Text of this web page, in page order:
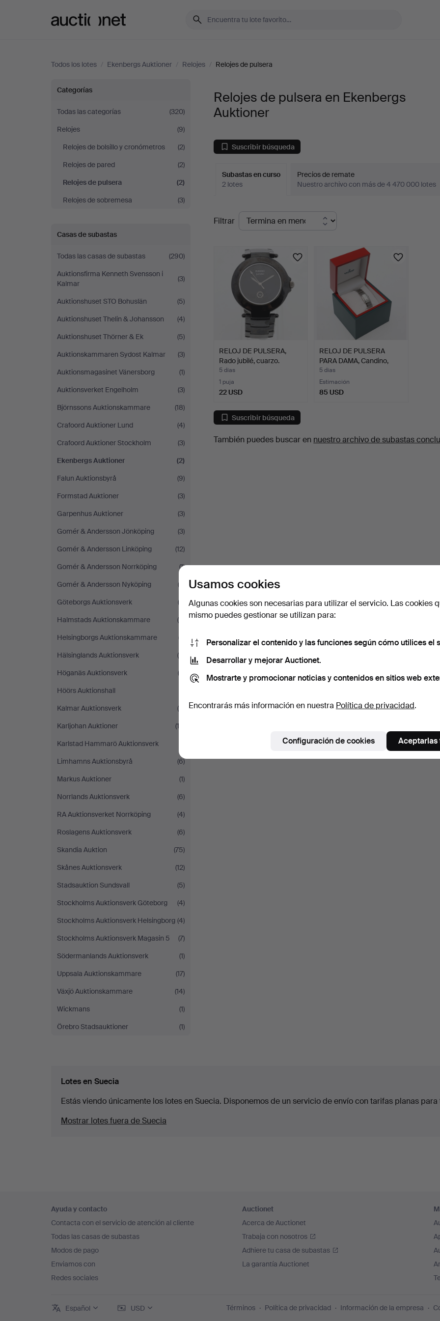
Todos los lotes / Ekenbergs Auktioner / Relojes / Relojes de pulsera
Relojes
de
pulsera
en
Ekenbergs
Auktioner
Categorías
Todas las categorías
(320)
Relojes
(9)
Relojes de bolsillo y cronómetros
(2)
Relojes de pared
(2)
Relojes de pulsera
(2)
Relojes de sobremesa
(3)
Casas de subastas
Todas las casas de subastas
(290)
Auktionsfirma Kenneth Svensson i
Kalmar
(3)
Auktionshuset STO Bohuslän
(5)
Auktionshuset Thelin & Johansson
(4)
Auktionshuset Thörner & Ek
(5)
Auktionskammaren Sydost Kalmar
(3)
Auktionsmagasinet Vänersborg
(1)
Auktionsverket Engelholm
(3)
Björnssons Auktionskammare
(18)
Crafoord Auktioner Lund
(4)
Crafoord Auktioner Stockholm
(3)
Ekenbergs Auktioner
(2)
Falun Auktionsbyrå
(9)
Formstad Auktioner
(3)
Garpenhus Auktioner
(3)
Gomér & Andersson Jönköping
(3)
Gomér & Andersson Linköping
(12)
Gomér & Andersson Norrköping
(1)
Gomér & Andersson Nyköping
(2)
Göteborgs Auktionsverk
(3)
Halmstads Auktionskammare
(4)
Helsingborgs Auktionskammare
(7)
Hälsinglands Auktionsverk
(6)
Höganäs Auktionsverk
(2)
Höörs Auktionshall
Kalmar Auktionsverk
(6)
Karljohan Auktioner
(12)
Karlstad Hammarö Auktionsverk
Limhamns Auktionsbyrå
(6)
Markus Auktioner
(1)
Norrlands Auktionsverk
(6)
RA Auktionsverket Norrköping
(4)
Roslagens Auktionsverk
(6)
Skandia Auktion
(75)
Skånes Auktionsverk
(12)
Stadsauktion Sundsvall
(5)
Stockholms Auktionsverk Göteborg
(4)
Stockholms Auktionsverk Helsingborg (4)
Stockholms Auktionsverk Magasin 5
(7)
Södermanlands Auktionsverk
(1)
Uppsala Auktionskammare
(17)
Växjö Auktionskammare
(14)
Wickmans
(1)
Örebro Stadsauktioner
(1)
Relojes de pulsera en Ekenbergs
Auktioner
Suscribir búsqueda
Subastas en curso
2 lotes
Precios de remate
Nuestro archivo con más de 4 470 000 lotes
Subastas
en
Filtrar
RELOJ DE PULSERA,
Rado jubilé, cuarzo.
5 días
1 puja
22 USD
RELOJ DE PULSERA
PARA DAMA, Candino,
acero…
5 días
Estimación
85 USD
Suscribir búsqueda
También puedes buscar en nuestro archivo de subastas
Lotes en Suecia
Estás viendo únicamente los lotes en Suecia. Disponemos de un servicio de envío con tarifas planas
Mostrar lotes fuera de Suecia
en
el
pie
de
página
Ayuda y contacto
Contacta con el servicio de atención al cliente
Todas las casas de subastas
Modos de pago
Enviamos con
Redes sociales
Auctionet
Acerca de Auctionet
Trabaja con nosotros
Adhiere tu casa de subastas
La garantía Auctionet
Español USD Términos Política de privacidad Información de la empresa
Usamos cookies
Algunas cookies son necesarias para utilizar el servicio. Las cookies
mismo puedes gestionar se utilizan para:
Personalizar el contenido y las funciones según cómo utilices el
Desarrollar y mejorar Auctionet.
Mostrarte y promocionar noticias y contenidos en sitios web
Encontrarás más información en nuestra Política de privacidad.
Configuración de cookies Aceptarlas